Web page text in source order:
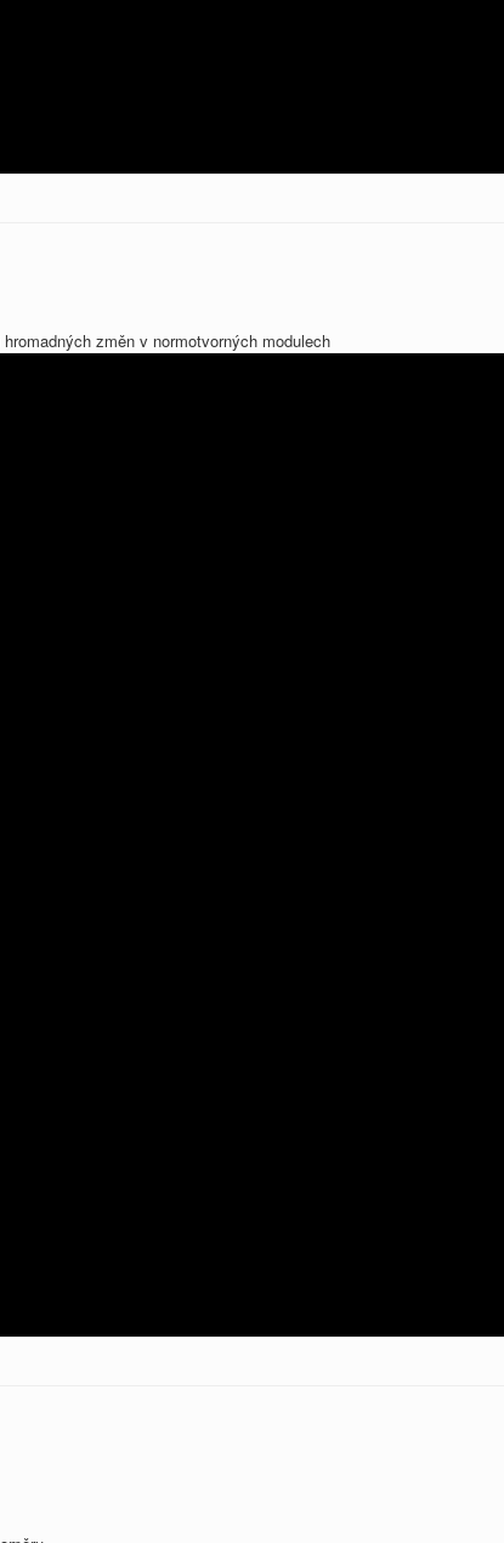
změn v normotvorných modulech